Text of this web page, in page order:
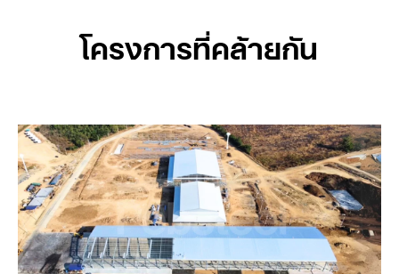
โครงการที่คล้ายกัน